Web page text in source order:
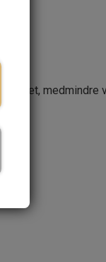
medmindre